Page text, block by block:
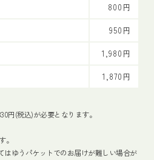
800円
950円
1,980円
1,870円
円(税込)が必要となります。
。
はゆうパケットでのお届けが難しい場合が